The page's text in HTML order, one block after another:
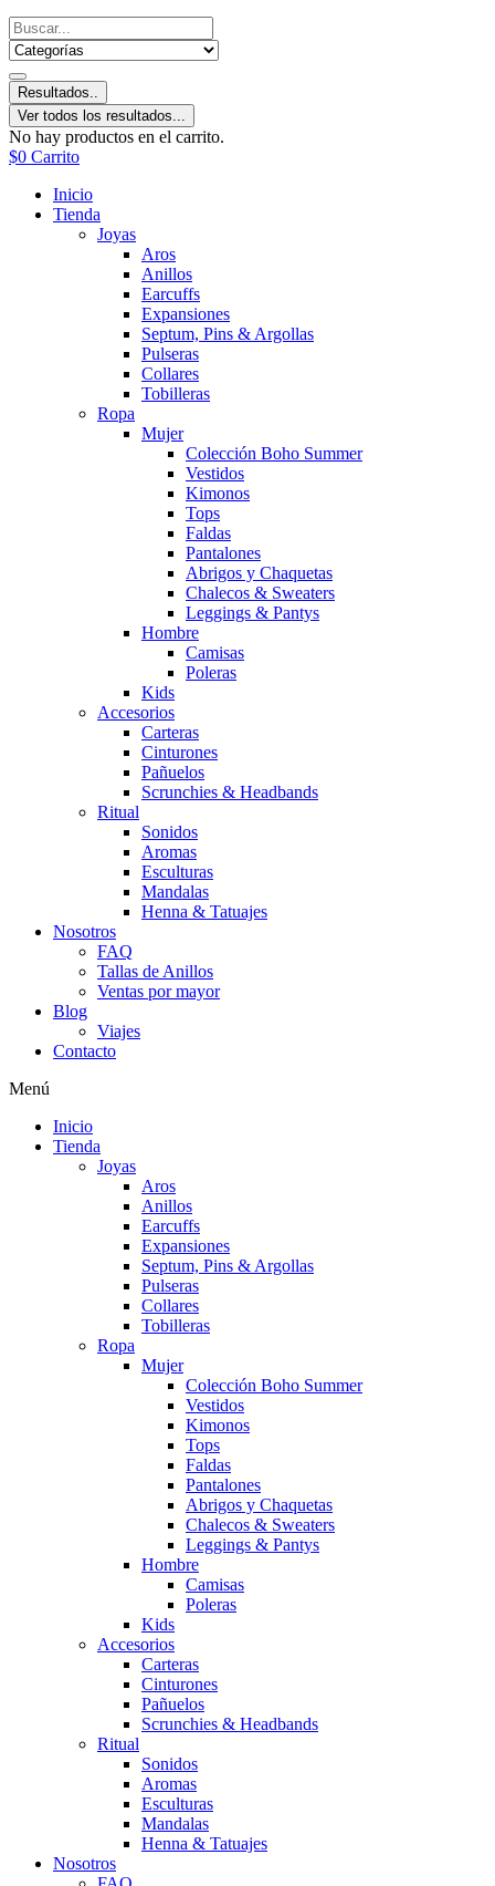
Resultados..
Ver todos los resultados...
No hay productos en el carrito.
$0 Carrito
Inicio
Tienda
Joyas
Aros
Anillos
Earcuffs
Expansiones
Septum, Pins & Argollas
Pulseras
Collares
Tobilleras
Ropa
Mujer
Colección Boho Summer
Vestidos
Kimonos
Tops
Faldas
Pantalones
Abrigos y Chaquetas
Chalecos & Sweaters
Leggings & Pantys
Hombre
Camisas
Poleras
Kids
Accesorios
Carteras
Cinturones
Pañuelos
Scrunchies & Headbands
Ritual
Sonidos
Aromas
Esculturas
Mandalas
Henna & Tatuajes
Nosotros
FAQ
Tallas de Anillos
Ventas por mayor
Blog
Viajes
Contacto
Menú
Inicio
Tienda
Joyas
Aros
Anillos
Earcuffs
Expansiones
Septum, Pins & Argollas
Pulseras
Collares
Tobilleras
Ropa
Mujer
Colección Boho Summer
Vestidos
Kimonos
Tops
Faldas
Pantalones
Abrigos y Chaquetas
Chalecos & Sweaters
Leggings & Pantys
Hombre
Camisas
Poleras
Kids
Accesorios
Carteras
Cinturones
Pañuelos
Scrunchies & Headbands
Ritual
Sonidos
Aromas
Esculturas
Mandalas
Henna & Tatuajes
Nosotros